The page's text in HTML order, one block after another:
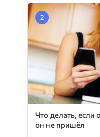
Что делать, если
он не пришёл